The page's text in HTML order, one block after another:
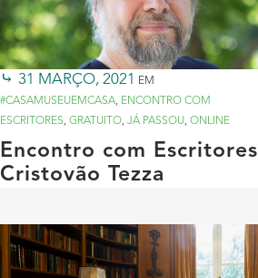
31 MARÇO, 2021
EM
#CASAMUSEUEMCASA, ENCONTRO COM
ESCRITORES, GRATUITO, JÁ PASSOU, ONLINE
Encontro com Escritores
Cristovão Tezza